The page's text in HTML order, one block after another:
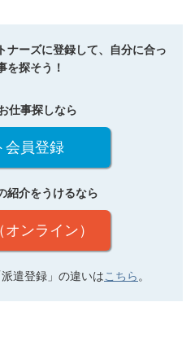
ナーズに登録して、自分に合っ
を探そう！
仕事探しなら
会員登録
紹介をうけるなら
ンライン）
遣登録」の違いはこちら 。